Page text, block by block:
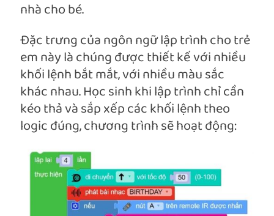
nhà cho bé.
Đặc trưng của ngôn ngữ lập trình cho trẻ
em này là chúng được thiết kế với nhiều
khối lệnh bắt mắt, với nhiều màu sắc
khác nhau. Học sinh khi lập trình chỉ cần
kéo thả và sắp xếp các khối lệnh theo
logic đúng, chương trình sẽ hoạt động: